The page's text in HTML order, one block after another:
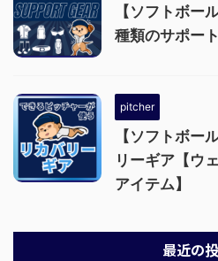
【ソフトボー
種類のサポー
pitcher
【ソフトボー
リーギア【ウ
アイテム】
最近の